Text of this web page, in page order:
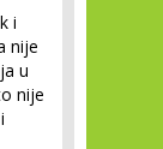
i
nije
u
nije